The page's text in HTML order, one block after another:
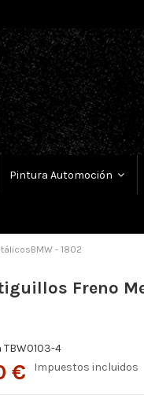
Pintura Automoción
- 1802
Freno
TBW0103-4
€ Impuestos incluidos